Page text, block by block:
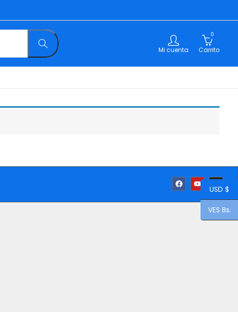
Mi cuenta
0
Carrito
USD $
VES Bs.